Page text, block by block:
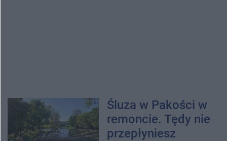
Śluza w Pakości w
remoncie. Tędy nie
przepłyniesz